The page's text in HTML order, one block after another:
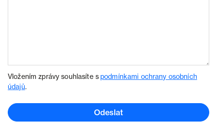
Vložením zprávy souhlasíte spodmínkami ochrany osobních
údajů.
Odeslat